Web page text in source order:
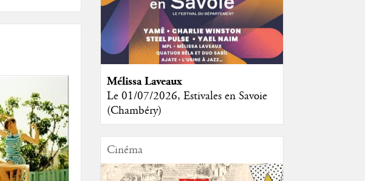
Mélissa Laveaux
Le 01/07/2026, Estivales en Savoie
(Chambéry)
Cinéma